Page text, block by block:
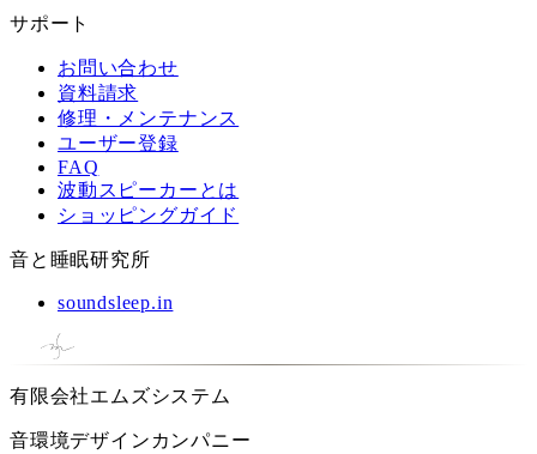
サポート
お問い合わせ
資料請求
修理・メンテナンス
ユーザー登録
FAQ
波動スピーカーとは
ショッピングガイド
音と睡眠研究所
soundsleep.in
有限会社エムズシステム
音環境デザインカンパニー